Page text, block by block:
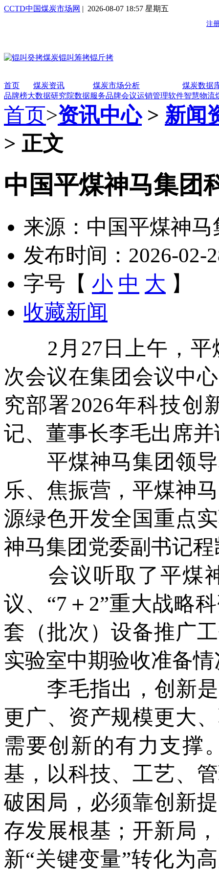
CCTD中国煤炭市场网 | 2026-08-07 18:57 星期五
首页 煤炭资讯 煤炭市场分析
煤炭数据
品牌榜大数据研究院数据服务品牌会议运销管理软件智慧物流
首页>资讯中心> 新闻
> 正文
中国平煤神马集团
来源：中国平煤神马
发布时间：2026-02-
字号【 小 中 大 】
收藏新闻
2月27日上午，平
次会议在集团会议中
究部署2026年科技创
记、董事长李毛出席
平煤神马集团领导
乐、焦振营，平煤神
源绿色开发全国重点
神马集团党委副书记
会议听取了平煤神
议、“7＋2”重大战略
套（批次）设备推广
实验室中期验收准备
李毛指出，创新是“
更广、资产规模更大
需要创新的有力支撑
基，以科技、工艺、
破困局，必须靠创新
存发展根基；开新局
新“关键变量”转化为